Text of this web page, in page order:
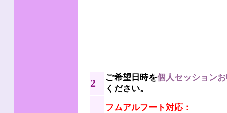
2 ご希望日時を個人セッション
ください。
フムアルフート対応：